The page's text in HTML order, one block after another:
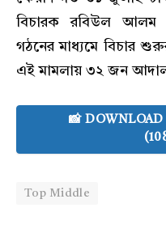
বিচারক রবিউল আলম
গঠনের মাধ্যমে বিচার
এই মামলায় ৩২ জন
📸
Top Middle